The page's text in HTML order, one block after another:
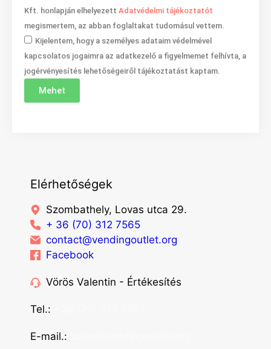
Kft. honlapján elhelyezett Adatvédelmi tájékoztatót
megismertem, az abban foglaltakat tudomásul vettem.
Kijelentem, hogy a személyes adataim védelmével
kapcsolatos jogaimra az adatkezelő a figyelmemet felhívta, a
jogérvényesítés lehetőségeiről tájékoztatást kaptam.
Mehet
Elérhetőségek
Szombathely, Lovas utca 29.
+ 36 (70) 312 7565
contact@vendingoutlet.org
Facebook
Vörös Valentin - Értékesítés
Tel.:
E-mail.: